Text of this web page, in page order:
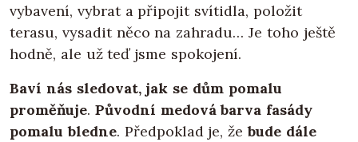
vybavení, vybrat a připojit svítidla, položit
terasu, vysadit něco na zahradu… Je toho ještě
hodně, ale už teď jsme spokojení.
Baví nás sledovat, jak se dům pomalu
proměňuje. Původní medová barva fasády
pomalu bledne. Předpoklad je, žebude dále